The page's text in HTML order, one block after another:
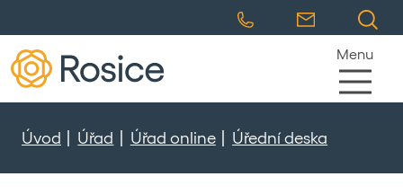
Menu
Úvod Úřad Úřad online Úřední deska